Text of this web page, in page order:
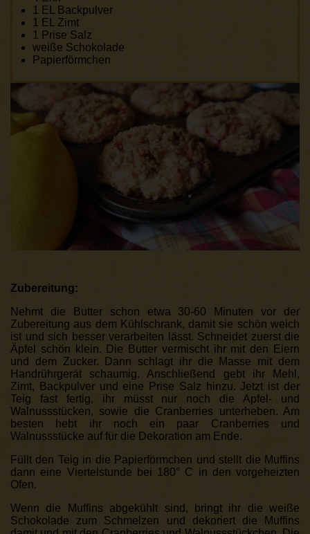
1 EL Backpulver
1 EL Zimt
1 Prise Salz
weiße Schokolade
Papierförmchen
Zubereitung:
Nehmt die Butter schon etwa 30-60 Minuten vor der
Zubereitung aus dem Kühlschrank, damit sie schön weich
ist und sich besser verarbeiten lässt. Schneidet zuerst die
Äpfel schön klein. Die Butter vermischt ihr mit den Eiern
und dem Zucker. Dann schlagt ihr die Masse mit dem
Handrührgerät schaumig. Anschließend gebt ihr Mehl,
Zimt, Backpulver und eine Prise Salz hinzu. Jetzt ist der
Teig fast fertig, ihr müsst nur noch die Apfel- und
Walnussstücken, sowie die Cranberries unterheben. Am
besten hebt ihr noch ein paar Cranberries und
Walnussstücke auf für die Dekoration am Ende.
Füllt den Teig in die Papierförmchen und stellt die Muffins
dann eine Viertelstunde bei 180° C in den vorgeheizten
Ofen.
Wenn die Muffins abgekühlt sind, bringt ihr die weiße
Schokolade zum Schmelzen und dekoriert die Muffins